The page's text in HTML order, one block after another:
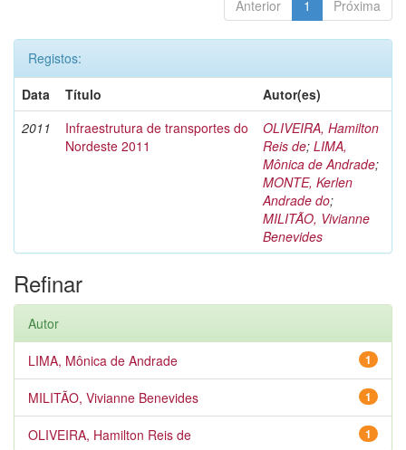
Anterior 1 Próxima
Registos:
Data
Título
Autor(es)
2011
Infraestrutura de transportes do
Nordeste 2011
OLIVEIRA, Hamilton
Reis de; LIMA,
Mônica de Andrade;
MONTE, Kerlen
Andrade do;
MILITÃO, Vivianne
Benevides
Refinar
Autor
1
LIMA, Mônica de Andrade
1
MILITÃO, Vivianne Benevides
1
OLIVEIRA, Hamilton Reis de